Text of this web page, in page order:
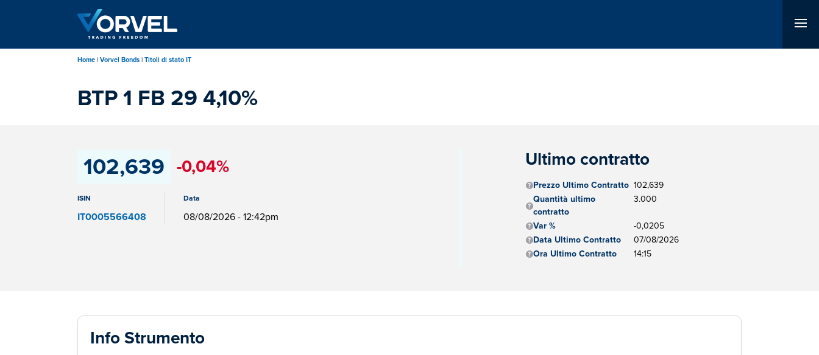
principale
Home Vorvel Bonds Titoli di stato IT
BTP 1 FB 29 4,10%
102,639 -0,04%
ISIN
IT0005566408
Data
08/08/2026 - 12:42pm
Ultimo contratto
Prezzo Ultimo Contratto 102,639
Quantità ultimo
contratto
3.000
Var %
-0,0205
Data Ultimo Contratto
07/08/2026
Ora Ultimo Contratto
14:15
Info Strumento